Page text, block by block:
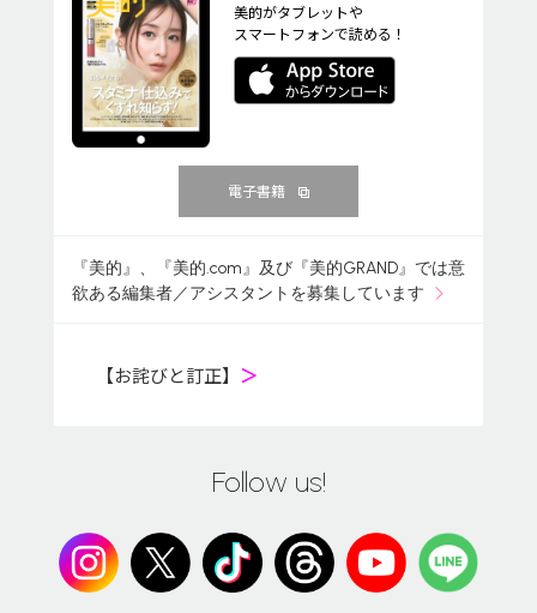
美的がタブレットや
スマートフォンで読める！
電子書籍
『美的』、『美的.com』及び『美的GRAND』では意
欲ある編集者／アシスタントを募集しています
【お詫びと訂正】 ＞
Follow us!